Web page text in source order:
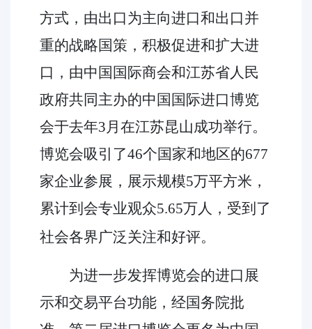
方式，由出口为主向进口和出口并
重的战略国策，积极促进和扩大进
口，由中国国际商会和江苏省人民
政府共同主办的中国国际进口博览
会于去年3月在江苏昆山成功举行。
博览会吸引了46个国家和地区的677
家企业参展，展示规模5万平方米，
累计到会专业观众5.65万人，受到了
社会各界广泛关注和好评。
为进一步发挥博览会的进口展
示和交易平台功能，经国务院批